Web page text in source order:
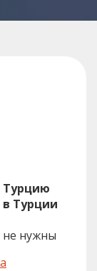
Турцию
Турции
не нужны